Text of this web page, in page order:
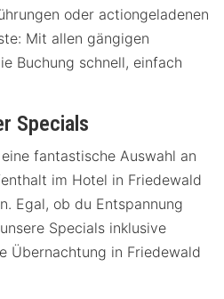
oder actiongeladenen
Mit allen gängigen
Buchung schnell, einfach
Specials
fantastische Auswahl an
im Hotel in Friedewald
Egal, ob du Entspannung
Specials inklusive
Übernachtung in Friedewald